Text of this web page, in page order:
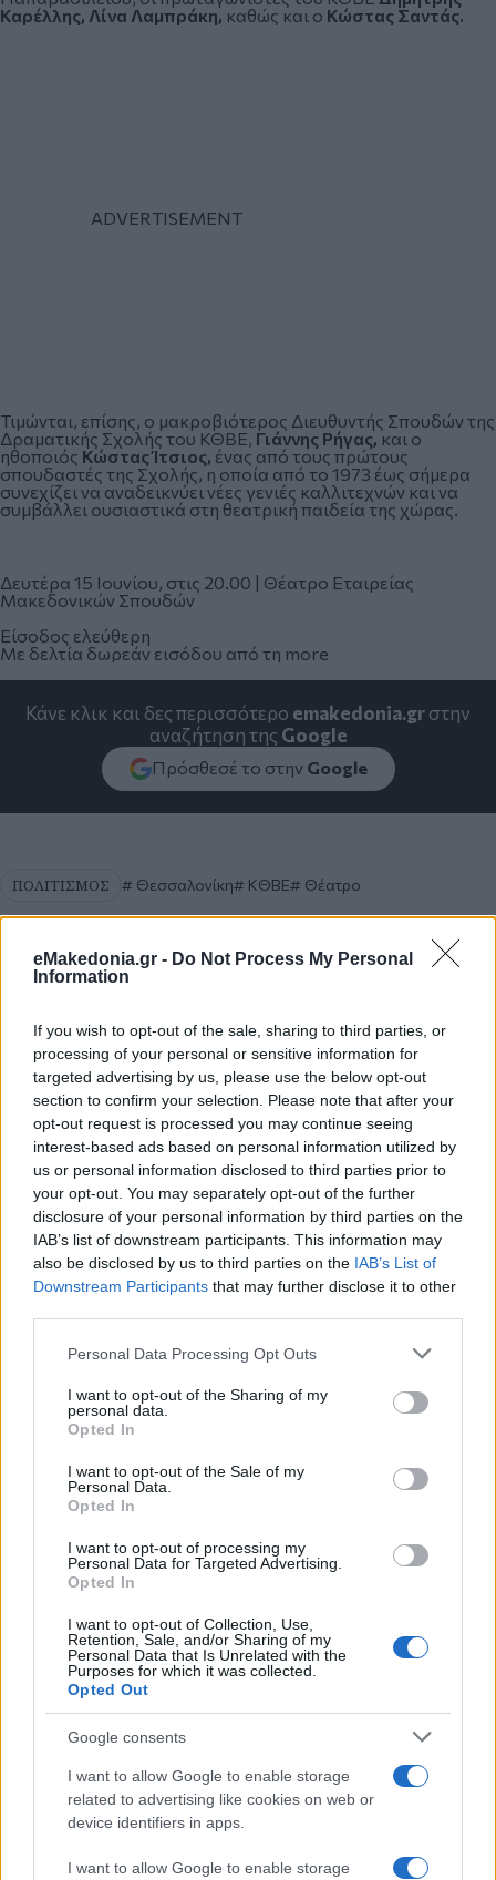
eMakedonia.gr - Do Not Process My Personal
Information
If you wish to opt-out of the sale, sharing to third parties, or
processing of your personal or sensitive information for
targeted advertising by us, please use the below opt-out
section to confirm your selection. Please note that after your
opt-out request is processed you may continue seeing
interest-based ads based on personal information utilized by
us or personal information disclosed to third parties prior to
your opt-out. You may separately opt-out of the further
disclosure of your personal information by third parties on the
IAB’s list of downstream participants. This information may
also be disclosed by us to third parties on the IAB’s List of
Downstream Participants that may further disclose it to other
Please note that this website/app uses one or more Google
not limited to your visit or usage behaviour. You may click to
grant or deny consent to Google and its third-party tags to
use your data for below specified purposes in below Google
consent section.
Personal Data Processing Opt Outs
I want to opt-out of the Sharing of my
personal data.
Opted In
I want to opt-out of the Sale of my
Personal Data.
Opted In
I want to opt-out of processing my
Personal Data for Targeted Advertising.
Opted In
I want to opt-out of Collection, Use,
Retention, Sale, and/or Sharing of my
Personal Data that Is Unrelated with the
Purposes for which it was collected.
Opted Out
Google consents
I want to allow Google to enable storage
related to advertising like cookies on web or
device identifiers in apps.
I want to allow Google to enable storage
Καρέλλης, Λίνα Λαμπράκη, καθώς και ο Κώστας Σαντάς.
Τιμώνται, επίσης, ο μακροβιότερος Διευθυντής Σπουδών της
Δραματικής Σχολής του ΚΘΒΕ, Γιάννης Ρήγας, και ο
ηθοποιός Κώστας Ίτσιος, ένας από τους πρώτους
σπουδαστές της Σχολής, η οποία από το 1973 έως σήμερα
συνεχίζει να αναδεικνύει νέες γενιές καλλιτεχνών και να
συμβάλλει ουσιαστικά στη θεατρική παιδεία της χώρας.
Δευτέρα 15 Ιουνίου, στις 20.00 | Θέατρο Εταιρείας
Μακεδονικών Σπουδών
Είσοδος ελεύθερη
Με δελτία δωρεάν εισόδου από τη more
Κάνε κλικ και δες περισσότερο emakedonia.grστην
αναζήτηση της Google
Πρόσθεσέ το στην Google
ΠΟΛΙΤΙΣΜΟΣ Θεσσαλονίκη ΚΘΒΕ Θέατρο